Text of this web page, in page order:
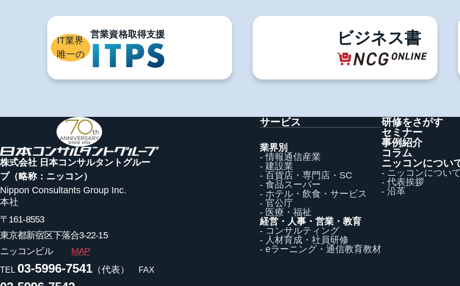
電話でのお問い合わせ
03-5996-0787
IT業界
唯一の
ビジネス書
株式会社 日本コンサルタントグルー
プ（略称：ニッコン）
Nippon Consultants Group Inc.
本社
〒161-8553
東京都新宿区下落合3-22-15
ニッコンビル
MAP
TEL 03-5996-7541 （代表） FAX
サービス
業界別
- 情報通信産業
- 建設業
- 百貨店・専門店・SC
- 食品スーパー
- ホテル・飲食・サービス
- 官公庁
- 医療・福祉
経営・人事・営業・教育
- コンサルティング
- 人材育成・社員研修
- eラーニング・通信教育教材
研修をさがす
セミナー
事例紹介
コラム
ニッコンについ
- ニッコンについて
- 代表挨拶
- 沿革